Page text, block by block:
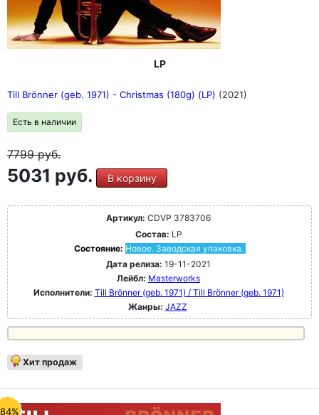
LP
Till Brönner (geb. 1971) - Christmas (180g) (LP) (2021)
Есть в наличии
7799руб.
5031 руб. В корзину
Артикул: CDVP 3783706
Состав: LP
Состояние: Новое. Заводская упаковка.
Дата релиза: 19-11-2021
Лейбл: Masterworks
Исполнители: Till Brönner (geb. 1971) / Till Brönner (geb. 1971)
Жанры: JAZZ
Хит продаж